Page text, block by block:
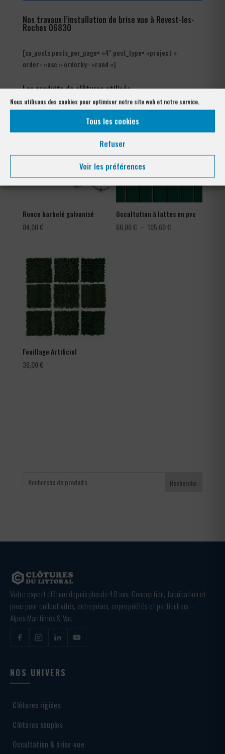
Nous utilisons des cookies pour optimiser notre site web et notre service.
Tous les cookies
Refuser
Voir les préférences
Nos travaux l’installation de brise vue à Revest-les-
Roches 06830
[su_posts posts_per_page= »4″ post_type= »project »
order= »asc » orderby= »rand »]
Les produits de clôtures utilisés
à Revest-les-Roches 06830
Ronce barbelé galvanisé
84,00€
Occultation à lattes en pvc
66,00€ – 105,60€
Feuillage Artificiel
36,00€
Recherche
Votre expert clôture depuis plus de 40 ans. Conception, fabrication et
pose pour collectivités, entreprises, copropriétés et particuliers —
Alpes-Maritimes & Var.
NOS UNIVERS
Clôtures rigides
Clôtures souples
Occultation & brise-vue